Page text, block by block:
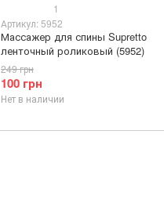
1
Артикул: 5952
Массажер для спины Supretto
ленточный роликовый (5952)
100 грн
249 грн
Нет в наличии